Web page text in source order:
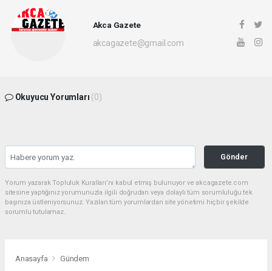
Akca Gazete
akcagazete@gmail.com
Okuyucu Yorumları (0)
Gönder
Yorum yazarak Topluluk Kuralları’nı kabul etmiş bulunuyor ve akcagazete.com
sitesine yaptığınız yorumunuzla ilgili doğrudan veya dolaylı tüm sorumluluğu tek
başınıza üstleniyorsunuz. Yazılan tüm yorumlardan site yönetimi hiçbir şekilde
sorumlu tutulamaz.
Anasayfa Gündem